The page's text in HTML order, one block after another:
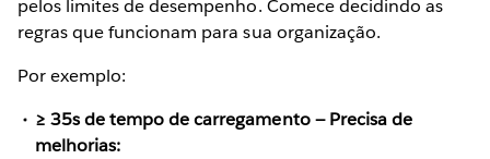
pelos limites de desempenho. Comece decidindo as
regras que funcionam para sua organização.
Por exemplo:
≥ 35s de tempo de carregamento — Precisa de
melhorias: